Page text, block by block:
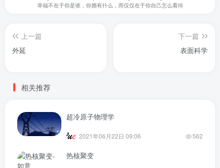
幸福不在于你是谁，你拥有什么，而仅仅在于你自己怎么看待
上一篇
外延
下一篇
表面科学
相关推荐
超冷原子物理学
2021年06月22日 09:06 562
热核聚变